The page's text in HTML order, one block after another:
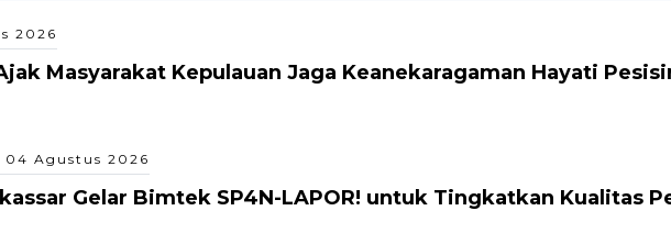
2026
Masyarakat Kepulauan Jaga Keanekaragaman Hayati
04 Agustus 2026
Gelar Bimtek SP4N-LAPOR! untuk Tingkatkan Kualitas